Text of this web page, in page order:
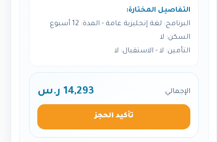
التفاصيل المختارة:
البرنامج: لغة إنجليزية عامة - المدة: 12 أسبوع
السكن: لا
التأمين: لا - الاستقبال: لا
الإجمالي 14,293 ر.س
تأكيد الحجز